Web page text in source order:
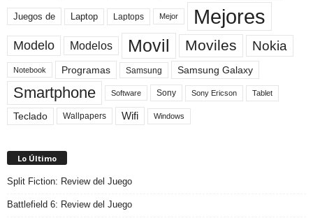
Juegos de Laptop Laptops Mejor Mejores
Modelo Modelos Movil Moviles Nokia
Notebook Programas Samsung Samsung Galaxy
Smartphone Software Sony Sony Ericson Tablet
Teclado Wallpapers Wifi Windows
Lo Último
Split Fiction: Review del Juego
Battlefield 6: Review del Juego